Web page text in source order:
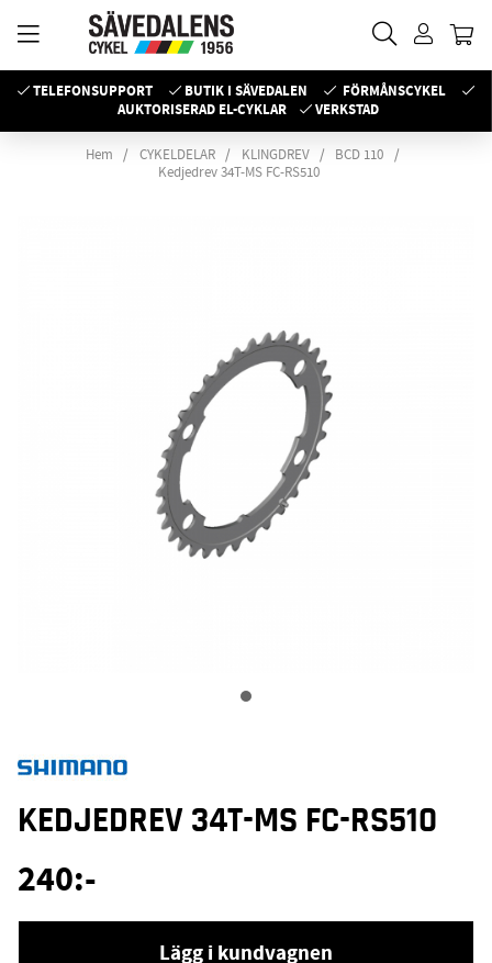
TELEFONSUPPORT BUTIK I SÄVEDALEN
FÖRMÅNSCYKEL
AUKTORISERAD EL-CYKLAR
VERKSTAD
Hem CYKELDELAR KLINGDREV
BCD 110
Kedjedrev 34T-MS FC-RS510
KEDJEDREV 34T-MS FC-RS510
240:-
Lägg i kundvagnen